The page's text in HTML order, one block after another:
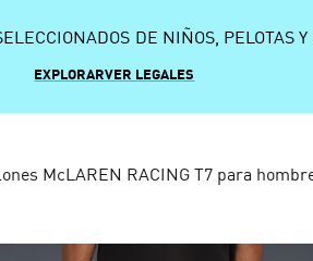
DE NIÑOS, PELOTAS
EXPLORARVER LEGALES
McLAREN RACING T7 para